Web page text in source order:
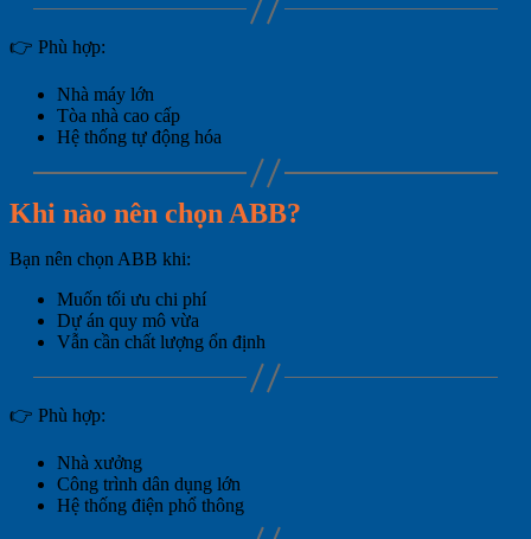
👉 Phù hợp:
Nhà máy lớn
Tòa nhà cao cấp
Hệ thống tự động hóa
Khi nào nên chọn ABB?
Bạn nên chọn ABB khi:
Muốn tối ưu chi phí
Dự án quy mô vừa
Vẫn cần chất lượng ổn định
👉 Phù hợp:
Nhà xưởng
Công trình dân dụng lớn
Hệ thống điện phổ thông